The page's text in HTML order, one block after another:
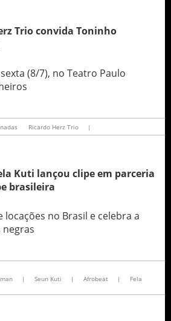
Trio convida Toninho
(8/7), no Teatro Paulo
Ricardo Herz Trio |
Kuti lançou clipe em parceria
brasileira
locações no Brasil e celebra a
| Seun Kuti | Afrobeat |
Fela